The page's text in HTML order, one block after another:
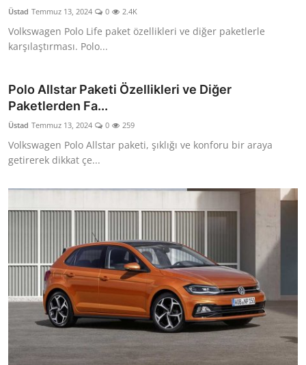
Üstad Temmuz 13, 2024 0 2.4K
Volkswagen Polo Life paket özellikleri ve diğer paketlerle
karşılaştırması. Polo...
Polo Allstar Paketi Özellikleri ve Diğer
Paketlerden Fa...
Üstad Temmuz 13, 2024 0 259
Volkswagen Polo Allstar paketi, şıklığı ve konforu bir araya
getirerek dikkat çe...